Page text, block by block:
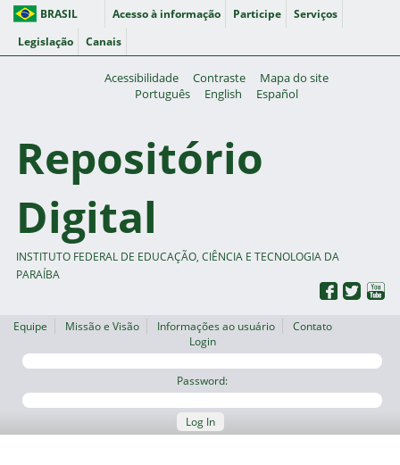
BRASIL Acesso à informação Participe
Serviços
Legislação
Canais
Acessibilidade Contraste
Mapa do site
Português
English Español
Repositório
Digital
INSTITUTO FEDERAL DE EDUCAÇÃO, CIÊNCIA E TECNOLOGIA DA
PARAÍBA
Equipe Missão e Visão Informações ao usuário
Contato
Login
Password:
Log In